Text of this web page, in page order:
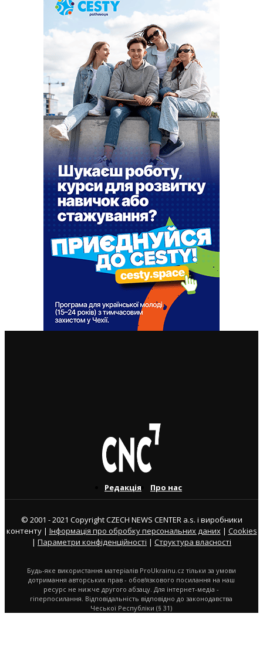
Редакція Про нас
© 2001 - 2021 Copyright CZECH NEWS CENTER a.s. і виробники
контенту | Інформація про обробку персональних даних| Cookies
| Параметри конфіденційності | Структура власності
Будь-яке використання матеріалів ProUkrainu.cz тільки за умови
дотримання авторських прав - обов'язкового посилання на наш
ресурс не нижче другого абзацу. Для інтернет-медіа -
гіперпосилання. Відповідальність відповідно до законодавства
Чеської Республіки (§ 31)